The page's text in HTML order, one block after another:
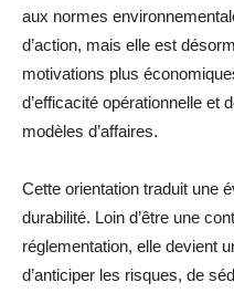
aux normes
d’action, mais elle est
motivations plus
d’efficacité opérationnelle et
modèles d’affaires.
Cette orientation traduit une
durabilité. Loin d’être une
réglementation, elle devient
d’anticiper les risques, de